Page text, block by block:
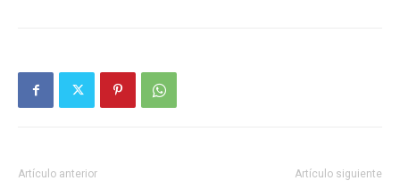
Artículo anterior Artículo siguiente